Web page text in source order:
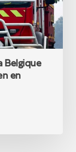
Belgique
en